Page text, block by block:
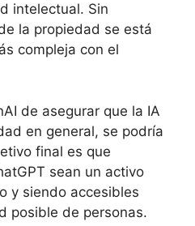
intelectual. Sin
la propiedad se está
compleja con el
de asegurar que la IA
en general, se podría
final es que
sean un activo
y siendo accesibles
posible de personas.